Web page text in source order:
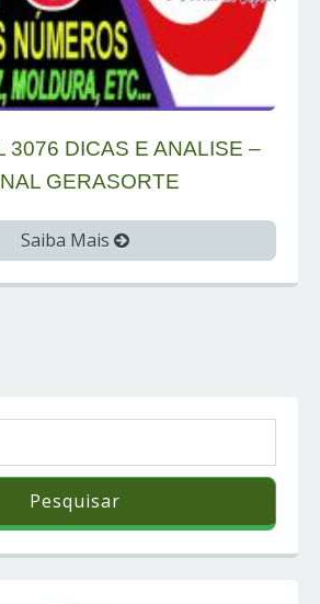
3076 DICAS E ANALISE –
GERASORTE
Saiba Mais